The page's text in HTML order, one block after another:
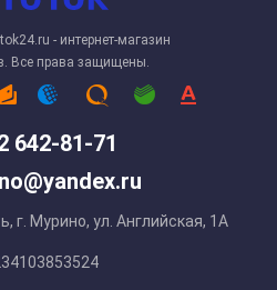
642-81-71
г. Мурино, ул. Английская, 1А
- интернет-магазин
Все права защищены.